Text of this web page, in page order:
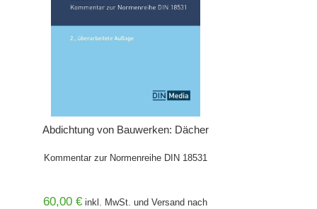
Abdichtung von Bauwerken: Dächer
Kommentar zur Normenreihe DIN 18531
60,00 € inkl. MwSt. undVersand nach